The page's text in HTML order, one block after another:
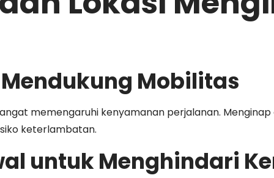
Mobilitas
memengaruhi kenyamanan perjalanan.
keterlambatan.
untuk Menghindari